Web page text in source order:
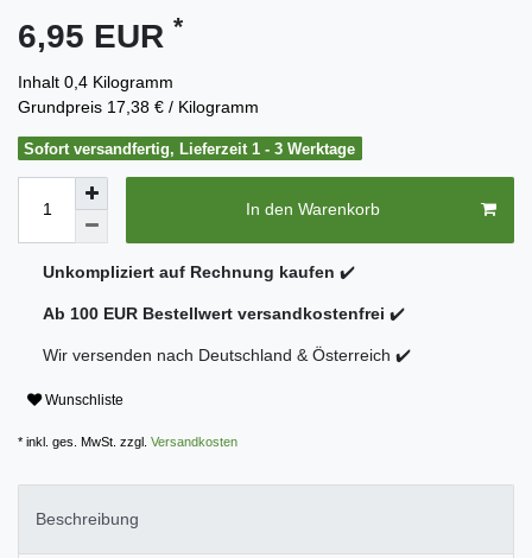
6,95 EUR *
Inhalt 0,4 Kilogramm
Grundpreis 17,38 € / Kilogramm
Sofort versandfertig, Lieferzeit 1 - 3 Werktage
In den Warenkorb
Unkompliziert auf Rechnung kaufen ✔️
Ab 100 EUR Bestellwert versandkostenfrei ✔️
Wir versenden nach Deutschland & Österreich ✔️
Wunschliste
* inkl. ges. MwSt. zzgl. Versandkosten
Beschreibung